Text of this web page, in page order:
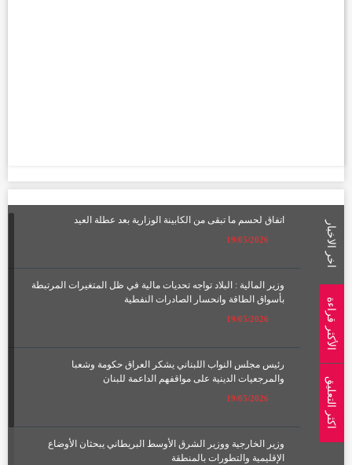
اتفاق لحسم ما تبقى من الكابينة الوزارية بعد عطلة العيد
19/05/2026
وزير المالية : البلاد تواجه تحديات مالية في ظل المتغيرات المرتبطة
بأسواق الطاقة وانحسار الصادرات النفطية
19/05/2026
رئيس مجلس النواب اللبناني يشكر العراق حكومة وشعبا
والمرجعيات الدينية على مواقفهم الداعمة للبنان
19/05/2026
وزير الخارجية ووزير الشرق الأوسط البريطاني يبحثان الأوضاع
الإقليمية والتطورات بالمنطقة
اخر الاخبار
الأكثر قراءة
اكثر التعليق